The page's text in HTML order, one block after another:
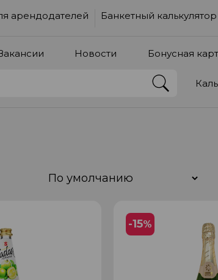
арендодателей Банкетный калькулятор
Новости Бонусная
-15%